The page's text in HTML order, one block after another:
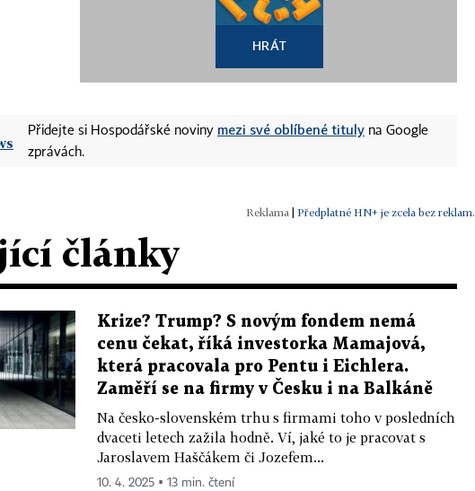
HRÁT
Přidejte si Hospodářské noviny mezi své oblíbené tituly na Google
zprávách.
| Předplatné HN+ je zcela bez reklam.
články
Krize? Trump? S novým fondem nemá
cenu čekat, říká investorka Mamajová,
která pracovala pro Pentu i Eichlera.
Zaměří se na firmy v Česku i na Balkáně
Na česko-slovenském trhu s firmami toho v posledních
dvaceti letech zažila hodně. Ví, jaké to je pracovat s
Jaroslavem Haščákem či Jozefem...
10. 4. 2025 ▪ 13 min. čtení